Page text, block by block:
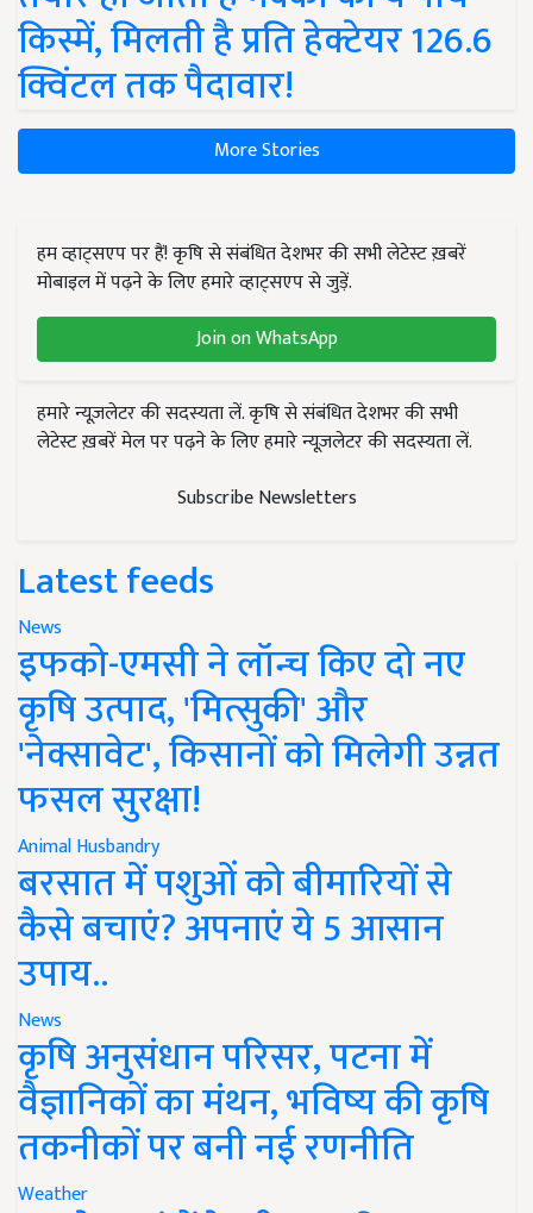
किस्में, मिलती है प्रति हेक्टेयर 126.6
क्विंटल तक पैदावार!
More Stories
हम व्हाट्सएप पर हैं! कृषि से संबंधित देशभर की सभी लेटेस्ट ख़बरें
मोबाइल में पढ़ने के लिए हमारे व्हाट्सएप से जुड़ें.
Join on WhatsApp
हमारे न्यूज़लेटर की सदस्यता लें. कृषि से संबंधित देशभर की सभी
लेटेस्ट ख़बरें मेल पर पढ़ने के लिए हमारे न्यूज़लेटर की सदस्यता लें.
Subscribe Newsletters
Latest feeds
News
इफको-एमसी ने लॉन्च किए दो नए
कृषि उत्पाद, 'मित्सुकी' और
'नेक्सावेट', किसानों को मिलेगी उन्नत
फसल सुरक्षा!
Animal Husbandry
बरसात में पशुओं को बीमारियों से
कैसे बचाएं? अपनाएं ये 5 आसान
उपाय..
News
कृषि अनुसंधान परिसर, पटना में
वैज्ञानिकों का मंथन, भविष्य की कृषि
तकनीकों पर बनी नई रणनीति
Weather